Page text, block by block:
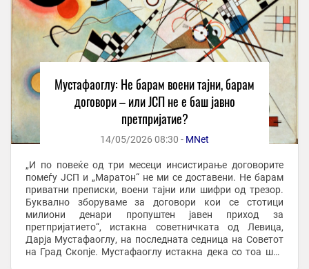
Мустафаоглу: Не барам воени тајни, барам
договори – или ЈСП не е баш јавно
претпријатие?
14/05/2026 08:30 - MNet
„И по повеќе од три месеци инсистирање договорите
помеѓу ЈСП и „Маратон“ не ми се доставени. Не барам
приватни преписки, воени тајни или шифри од трезор.
Буквално зборуваме за договори кои се стотици
милиони денари пропуштен јавен приход за
претпријатието“, истакна советничката од Левица,
Дарја Мустафаоглу, на последната седница на Советот
на Град Скопје. Мустафаоглу истакна дека со тоа што